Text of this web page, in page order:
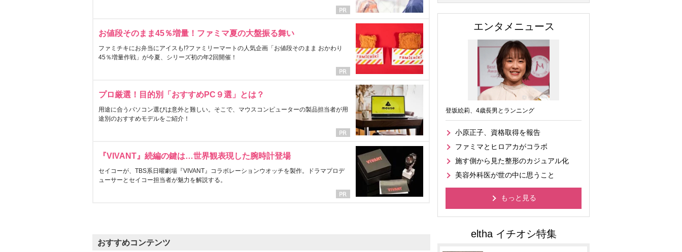
お値段そのまま45％増量！ファミマ夏の大盤振る舞い
ファミチキにお弁当にアイスも!?ファミリーマートの人気企画「お値段そのまま おかわり
45％増量作戦」が今夏、シリーズ初の年2回開催！
プロ厳選！目的別「おすすめPC９選」とは？
用途に合うパソコン選びは意外と難しい。そこで、マウスコンピューターの製品担当者が用
途別のおすすめモデルをご紹介！
『VIVANT』続編の鍵は…世界観表現した腕時計登場
セイコーが、TBS系日曜劇場『VIVANT』コラボレーションウオッチを製作。ドラマプロデ
ューサーとセイコー担当者が魅力を解説する。
おすすめコンテンツ
エンタメニュース
登坂絵莉、4歳長男とランニング
小原正子、資格取得を報告
ファミマとヒロアカがコラボ
施す側から見た整形のカジュアル化
美容外科医が世の中に思うこと
もっと見る